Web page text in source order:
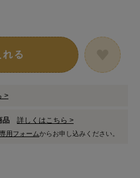
る
>
品 詳しくはこちら >
専用フォームからお申し込みください。